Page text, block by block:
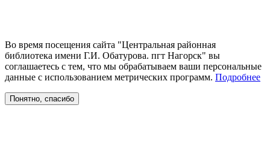
Во время посещения сайта "Центральная районная
библиотека имени Г.И. Обатурова. пгт Нагорск" вы
соглашаетесь с тем, что мы обрабатываем ваши персональные
данные с использованием метрических программ. Подробнее
Понятно, спасибо